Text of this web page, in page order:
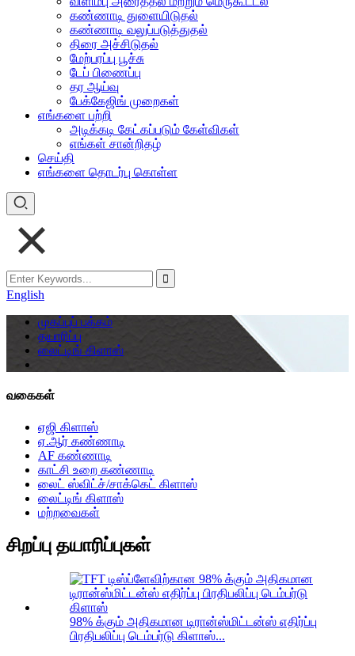
கண்ணாடி துளையிடுதல்
கண்ணாடி வலுப்படுத்துதல்
திரை அச்சிடுதல்
மேற்பரப்பு பூச்சு
டேப் பிணைப்பு
தர ஆய்வு
பேக்கேஜிங் முறைகள்
எங்களை பற்றி
அடிக்கடி கேட்கப்படும் கேள்விகள்
எங்கள் சான்றிதழ்
செய்தி
எங்களை தொடர்பு கொள்ள
English
முகப்புப் பக்கம்
தயாரிப்பு
லைட்டிங் கிளாஸ்
வகைகள்
ஏஜி கிளாஸ்
ஏ.ஆர் கண்ணாடி
AF கண்ணாடி
காட்சி உறை கண்ணாடி
லைட் ஸ்விட்ச்/சாக்கெட் கிளாஸ்
லைட்டிங் கிளாஸ்
மற்றவைகள்
சிறப்பு தயாரிப்புகள்
98% க்கும் அதிகமான டிரான்ஸ்மிட்டன்ஸ் எதிர்ப்பு
பிரதிபலிப்பு டெம்பர்டு கிளாஸ்...